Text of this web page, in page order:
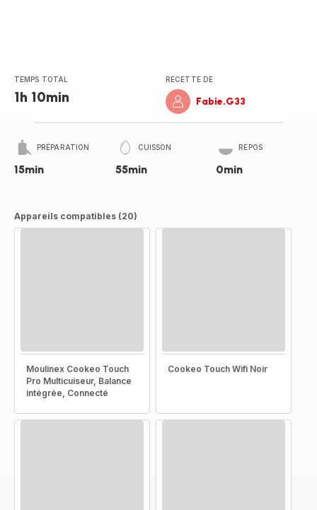
TEMPS TOTAL
1h 10min
RECETTE DE
Fabie.G33
PRÉPARATION
15min
CUISSON
55min
REPOS
0min
Appareils compatibles (20)
Moulinex Cookeo Touch
Pro Multicuiseur, Balance
intégrée, Connecté
Cookeo Touch Wifi Noir